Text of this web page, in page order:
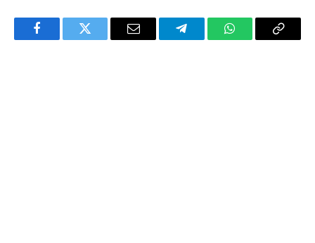
FacebookTwitter Email TelegramWhatsAppCopy